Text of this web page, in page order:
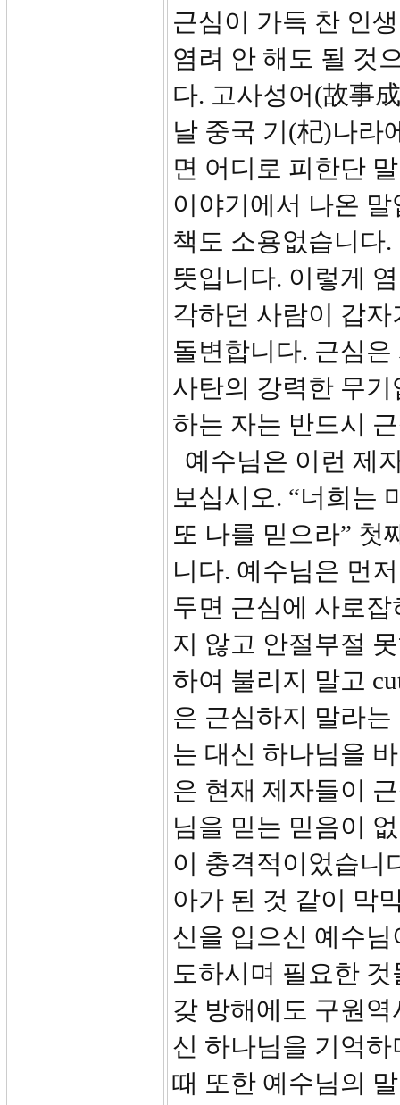
근심이 가득 찬 인
염려 안 해도 될 것
다. 고사성어(故事
날 중국 기(杞)나라
면 어디로 피한단
이야기에서 나온
책도 소용없습니다
뜻입니다. 이렇게
각하던 사람이 갑
돌변합니다. 근심
사탄의 강력한 무
하는 자는 반드시
예수님은 이런 제
보십시오. “너희는
또 나를 믿으라” 첫
니다. 예수님은 먼
두면 근심에 사로
지 않고 안절부절
하여 불리지 말고
은 근심하지 말라
는 대신 하나님을
은 현재 제자들이
님을 믿는 믿음이
이 충격적이었습니
아가 된 것 같이 막
신을 입으신 예수
도하시며 필요한
갖 방해에도 구원
신 하나님을 기억
때 또한 예수님의